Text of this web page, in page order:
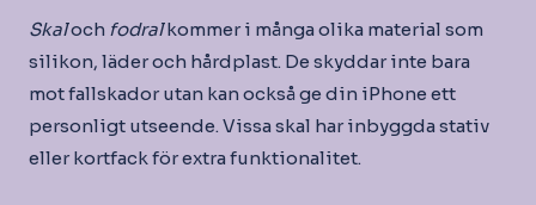
Skaloch fodralkommer i många olika material som
silikon, läder och hårdplast. De skyddar inte bara
mot fallskador utan kan också ge din iPhone ett
personligt utseende. Vissa skal har inbyggda stativ
eller kortfack för extra funktionalitet.